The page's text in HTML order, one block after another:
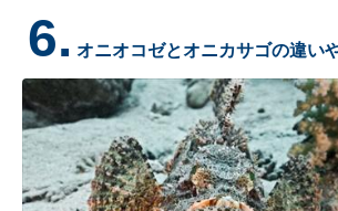
6. オニオコゼとオニカサゴの違い